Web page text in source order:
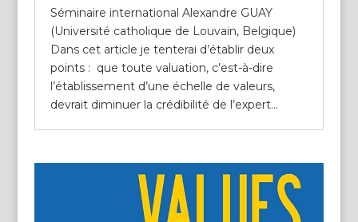
Séminaire international Alexandre GUAY
(Université catholique de Louvain, Belgique)
Dans cet article je tenterai d’établir deux
points : que toute valuation, c’est-à-dire
l’établissement d’une échelle de valeurs,
devrait diminuer la crédibilité de l’expert...